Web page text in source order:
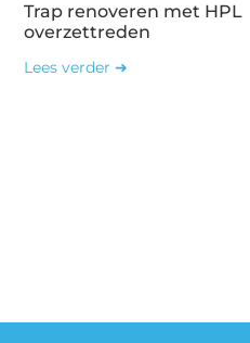
Trap renoveren met HPL
overzettreden
Lees verder ➜